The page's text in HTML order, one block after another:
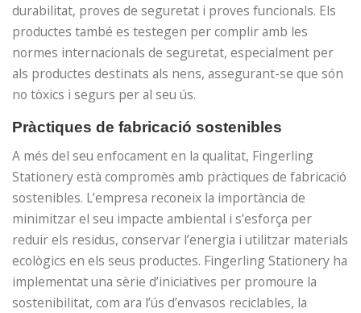
durabilitat, proves de seguretat i proves funcionals. Els
productes també es testegen per complir amb les
normes internacionals de seguretat, especialment per
als productes destinats als nens, assegurant-se que són
no tòxics i segurs per al seu ús.
Pràctiques de fabricació sostenibles
A més del seu enfocament en la qualitat, Fingerling
Stationery està compromès amb pràctiques de fabricació
sostenibles. L’empresa reconeix la importància de
minimitzar el seu impacte ambiental i s’esforça per
reduir els residus, conservar l’energia i utilitzar materials
ecològics en els seus productes. Fingerling Stationery ha
implementat una sèrie d’iniciatives per promoure la
sostenibilitat, com ara l’ús d’envasos reciclables, la